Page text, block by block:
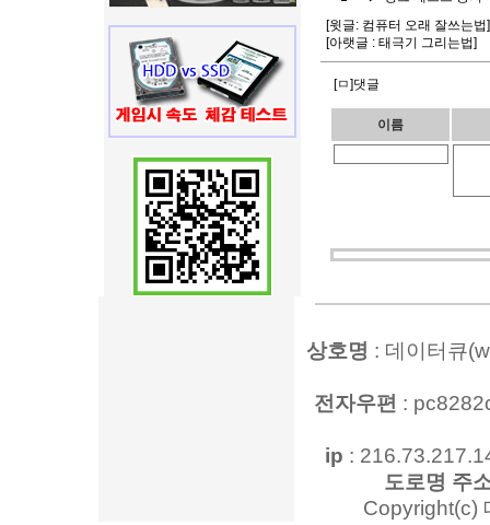
[윗글: 컴퓨터 오래 잘쓰는법]
[아랫글 : 태극기 그리는법]
[ㅁ]댓글
이름
상호명 : 데이터큐
전자우편 :
ip :
도로명 주
Copyright(c)